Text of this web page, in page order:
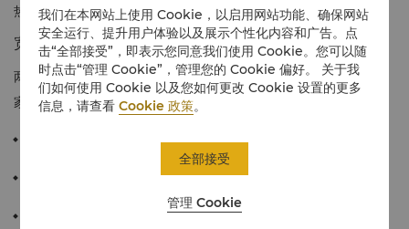
热线电话 1 866 565 5050
宽敞空间饱览城市及安平海港美景
两间客房相互连通，让家庭提供更宽敞、且舒适的旅宿空间，也为
家庭成员打造更多私人空间。
100平方米 / 1,076平方英尺
可饱览台南都市风光全景
宽敞的浴室配备香格里拉洗浴用品、深度浸泡浴缸
我们在本网站上使用 Cookie，以启用网站功能、确保网站
安全运行、提升用户体验以及展示个性化内容和广告。点
击“全部接受”，即表示您同意我们使用 Cookie。您可以随
时点击“管理 Cookie”，管理您的 Cookie 偏好。 关于我
们如何使用 Cookie 以及您如何更改 Cookie 设置的更多
信息，请查看Cookie 政策。
管理 Cookie
全部接受